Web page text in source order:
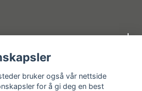
bruker også vår nettside
for å gi deg en best